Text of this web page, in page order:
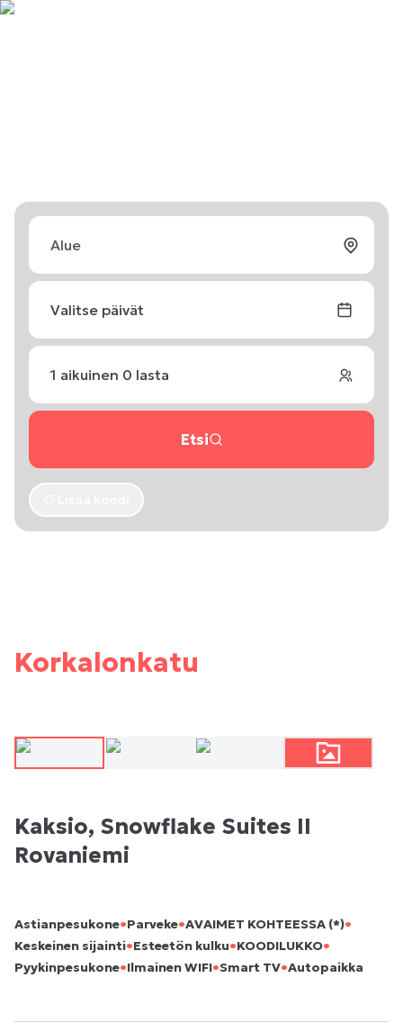
Valitse päivät
1 aikuinen 0 lasta
Etsi
Korkalonkatu
Kaksio, Snowflake Suites II
Rovaniemi
Astianpesukone•Parveke•AVAIMET KOHTEESSA (*)•
Keskeinen sijainti•Esteetön kulku•KOODILUKKO•
Pyykinpesukone•Ilmainen WIFI•Smart TV•Autopaikka